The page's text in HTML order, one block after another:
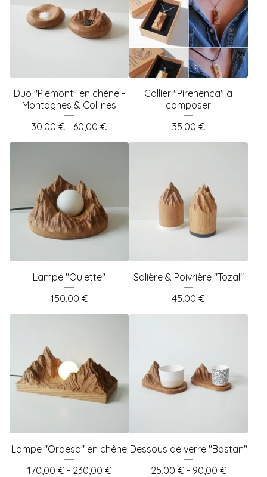
Duo "Piémont" en chêne -
Montagnes & Collines
30,00 € - 60,00 €
Collier "Pirenenca" à
composer
35,00 €
Lampe "Oulette"
150,00 €
Salière & Poivrière "Tozal"
45,00 €
Lampe "Ordesa" en chêne
170,00 €- 230,00 €
Dessous de verre "Bastan"
25,00 €- 90,00 €